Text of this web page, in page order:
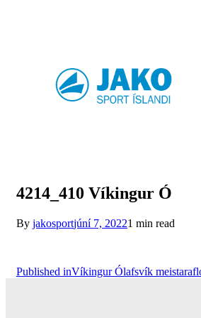
4214_410 Víkingur Ó
By jakosportjúní 7, 20221 min read
Published inVíkingur Ólafsvík